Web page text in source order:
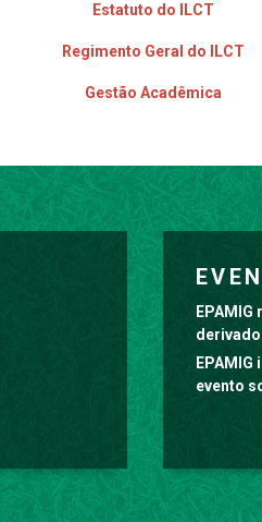
Estatuto do ILCT
Regimento Geral do ILCT
Gestão Acadêmica
evento